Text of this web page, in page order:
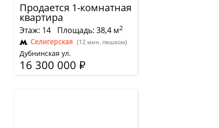
Продается 1-комнатная
квартира
Этаж: 14 Площадь: 38,4 м2
Селигерская (12 мин. пешком)
Дубнинская ул.
16 300 000 Р